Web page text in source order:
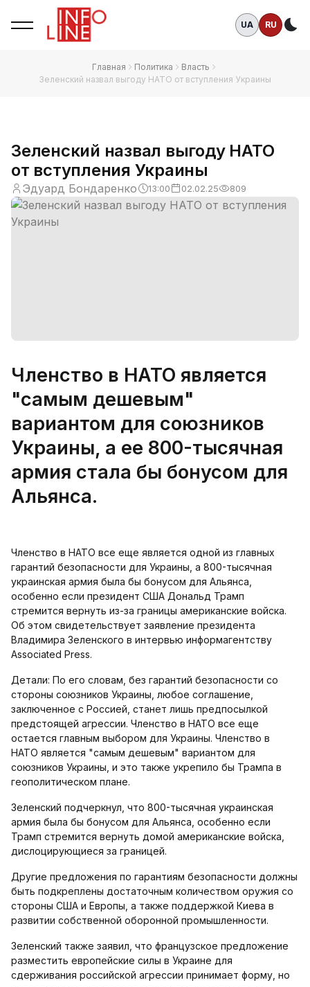
UA RU
Главная Политика
Власть
Зеленский назвал выгоду НАТО от вступления Украины
Зеленский назвал выгоду НАТО
от вступления Украины
Эдуард Бондаренко 13:00 02.02.25 809
Членство в НАТО является
"самым дешевым"
вариантом для союзников
Украины, а ее 800-тысячная
армия стала бы бонусом для
Альянса.
Членство в НАТО все еще является одной из главных
гарантий безопасности для Украины, а 800-тысячная
украинская армия была бы бонусом для Альянса,
особенно если президент США Дональд Трамп
стремится вернуть из-за границы американские войска.
Об этом свидетельствует заявление президента
Владимира Зеленского в интервью информагентству
Associated Press.
Детали: По его словам, без гарантий безопасности со
стороны союзников Украины, любое соглашение,
заключенное с Россией, станет лишь предпосылкой
предстоящей агрессии. Членство в НАТО все еще
остается главным выбором для Украины. Членство в
НАТО является "самым дешевым" вариантом для
союзников Украины, и это также укрепило бы Трампа в
геополитическом плане.
Зеленский подчеркнул, что 800-тысячная украинская
армия была бы бонусом для Альянса, особенно если
Трамп стремится вернуть домой американские войска,
дислоцирующиеся за границей.
Другие предложения по гарантиям безопасности должны
быть подкреплены достаточным количеством оружия со
стороны США и Европы, а также поддержкой Киева в
развитии собственной оборонной промышленности.
Зеленский также заявил, что французское предложение
разместить европейские силы в Украине для
сдерживания российской агрессии принимает форму, но